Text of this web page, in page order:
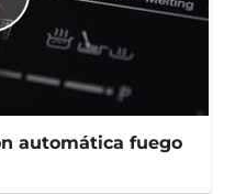
automática fuego